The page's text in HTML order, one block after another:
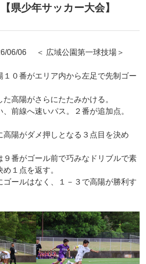
県少年サッカー大会】
06/06 ＜ 広域公園第一球技場＞
１０番がエリア内から左足で先制ゴー
高陽がさらにたたみかける。
前線へ速いパス。２番が追加点。
高陽がダメ押しとなる３点目を決め
９番がゴール前で巧みなドリブルで素
１点を返す。
ゴールはなく、１－３で高陽が勝利す